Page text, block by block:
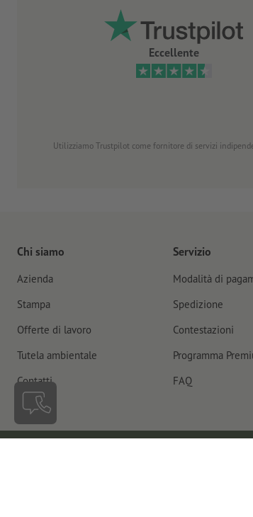
Eccellente
Utilizziamo Trustpilot come fornitore di servizi
Chi siamo
Azienda
Stampa
Offerte di lavoro
Tutela ambientale
Contatti
Servizio
Modalità di
Spedizione
Contestazioni
Programma
FAQ